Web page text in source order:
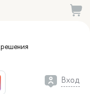
решения
Вход